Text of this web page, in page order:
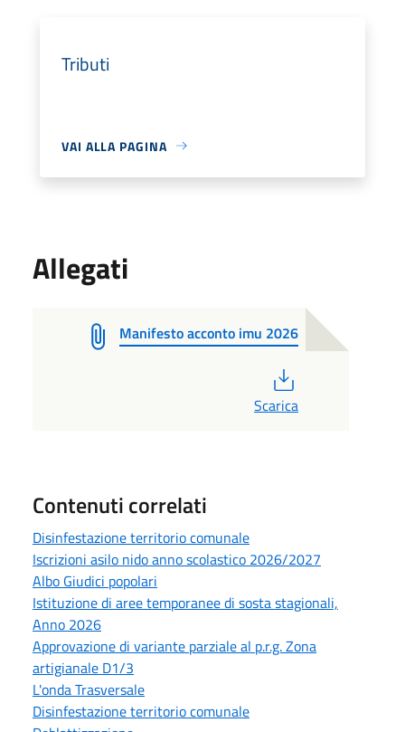
Tributi
VAI ALLA PAGINA
Allegati
Manifesto acconto imu 2026
Scarica
Contenuti correlati
Disinfestazione territorio comunale
Iscrizioni asilo nido anno scolastico 2026/2027
Albo Giudici popolari
Istituzione di aree temporanee di sosta stagionali,
Anno 2026
Approvazione di variante parziale al p.r.g. Zona
artigianale D1/3
L'onda Trasversale
Disinfestazione territorio comunale